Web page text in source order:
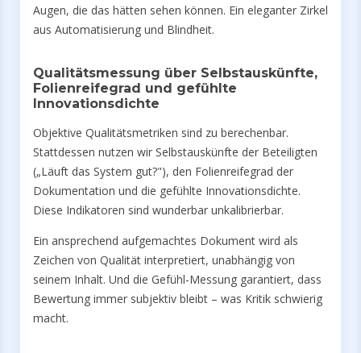
Augen, die das hätten sehen können. Ein eleganter Zirkel
aus Automatisierung und Blindheit.
Qualitätsmessung über Selbstauskünfte,
Folienreifegrad und gefühlte
Innovationsdichte
Objektive Qualitätsmetriken sind zu berechenbar.
Stattdessen nutzen wir Selbstauskünfte der Beteiligten
(„Läuft das System gut?"), den Folienreifegrad der
Dokumentation und die gefühlte Innovationsdichte.
Diese Indikatoren sind wunderbar unkalibrierbar.
Ein ansprechend aufgemachtes Dokument wird als
Zeichen von Qualität interpretiert, unabhängig von
seinem Inhalt. Und die Gefühl-Messung garantiert, dass
Bewertung immer subjektiv bleibt – was Kritik schwierig
macht.